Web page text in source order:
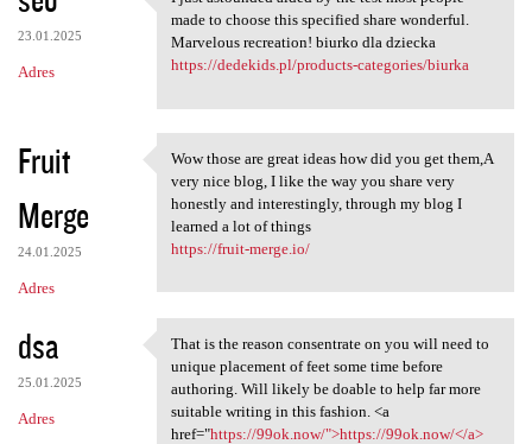
23.01.2025
Adres
I just astounded aided by the
made to choose this specified share wonderful.
Marvelous recreation! biurko dla dziecka
https://dedekids.pl/products-categories/biurka
Fruit
Merge
24.01.2025
Adres
Wow those are great ideas how
Wow those are great ideas how did you get them,A
very nice blog, I like the way you share very
honestly and interestingly, through my blog I
learned a lot of things
https://fruit-merge.io/
dsa
25.01.2025
Adres
That is the reason
That is the reason consentrate on you will need to
unique placement of feet some time before
authoring. Will likely be doable to help far more
suitable writing in this fashion. <a
href="https://99ok.now/">https://99ok.now/</a>